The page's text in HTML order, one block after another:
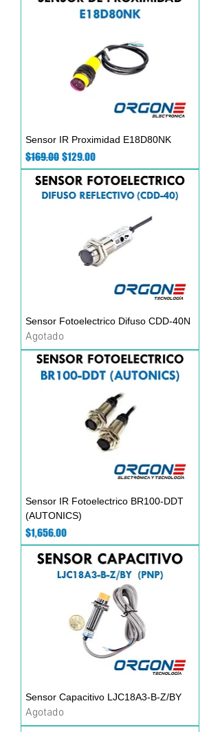
Sensor IR Proximidad E18D80NK
Precio
$169.00 Precio de oferta
$129.00
Sensor Fotoelectrico Difuso CDD-40N
Agotado
Sensor IR Fotoelectrico BR100-DDT
(AUTONICS)
Precio
$1,656.00
Sensor Capacitivo LJC18A3-B-Z/BY
Agotado